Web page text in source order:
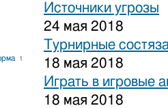
Источники угрозы
24 мая 2018
Турнирные
18 мая 2018
Играть в игровые
18 мая 2018
1